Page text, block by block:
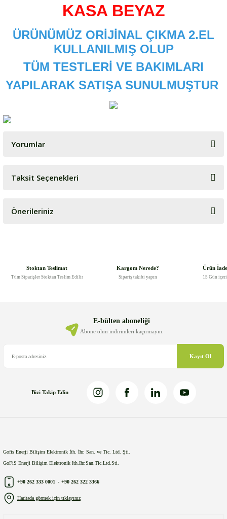
KASA BEYAZ
ÜRÜNÜMÜZ ORİJİNAL ÇIKMA 2.EL
KULLANILMIŞ OLUP
TÜM TESTLERİ VE BAKIMLARI
YAPILARAK SATIŞA SUNULMUŞTUR
Yorumlar
Bu ürüne ilk yorumu siz yapın!
Taksit Seçenekleri
Önerileriniz
Ürün bilgilerinde hatalar bulunuyor.
Ürün fiyatı diğer sitelerden daha pahalı.
Stoktan Teslimat
Tüm Siparişler Stoktan Teslim Edilir
Kargom Nerede?
Sipariş takibi yapın
Ürün
15 Gün
E-bülten aboneliği
Abone olun indirimleri kaçırmayın.
Kayıt Ol
Bizi Takip Edin
Gofis Enerji Bilişim Elektronik İth. İhr. San. ve Tic. Ltd. Şti.
GoFiS Enerji Bilişim Elektronik Ith.Ihr.San.Tic.Ltd.Sti.
+90 262 333 0001 - +90 262 322 3366
Haritada görmek için tıklayınız